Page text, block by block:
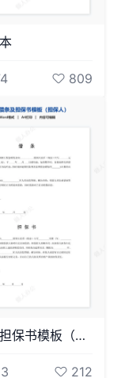
809
借条及担保书模板（担保人）
212